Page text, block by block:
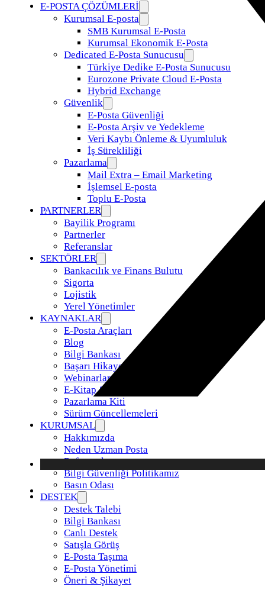
E-POSTA ÇÖZÜMLERİ
Kurumsal E-posta
SMB Kurumsal E-Posta
Kurumsal Ekonomik E-Posta
Dedicated E-Posta Sunucusu
Türkiye Dedike E-Posta Sunucusu
Eurozone Private Cloud E-Posta
Hybrid Exchange
Güvenlik
E-Posta Güvenliği
E-Posta Arşiv ve Yedekleme
Veri Kaybı Önleme & Uyumluluk
İş Sürekliliği
Pazarlama
Mail Extra – Email Marketing
İşlemsel E-posta
Toplu E-Posta
PARTNERLER
Bayilik Programı
Partnerler
Referanslar
SEKTÖRLER
Bankacılık ve Finans Bulutu
Sigorta
Lojistik
Yerel Yönetimler
KAYNAKLAR
E-Posta Araçları
Blog
Bilgi Bankası
Başarı Hikayeleri
Webinarlar
E-Kitap & Raporlar
Pazarlama Kiti
Sürüm Güncellemeleri
KURUMSAL
Hakkımızda
Neden Uzman Posta
Referanslar
Bilgi Güvenliği Politikamız
Basın Odası
DESTEK
Destek Talebi
Bilgi Bankası
Canlı Destek
Satışla Görüş
E-Posta Taşıma
E-Posta Yönetimi
Öneri & Şikayet